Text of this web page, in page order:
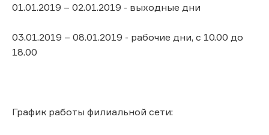
01.01.2019 – 02.01.2019 - выходные дни
03.01.2019 – 08.01.2019 - рабочие дни, с 10.00 до
18.00
График работы филиальной сети: